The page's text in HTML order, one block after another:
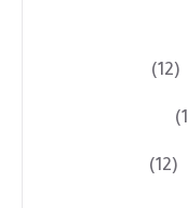
(12)
(12)